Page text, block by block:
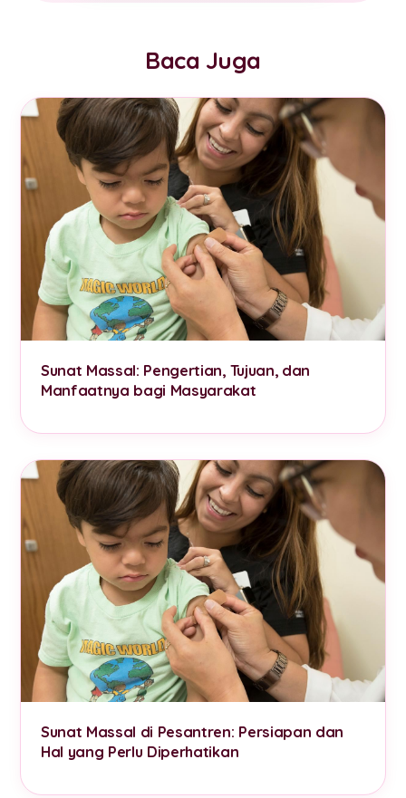
Baca Juga
Sunat Massal: Pengertian, Tujuan, dan
Manfaatnya bagi Masyarakat
Sunat Massal di Pesantren: Persiapan dan
Hal yang Perlu Diperhatikan